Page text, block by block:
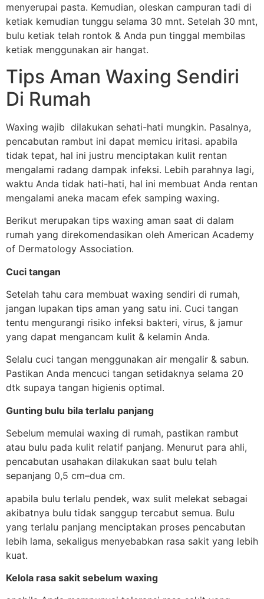
menyerupai pasta. Kemudian, oleskan campuran tadi di
ketiak kemudian tunggu selama 30 mnt. Setelah 30 mnt,
bulu ketiak telah rontok & Anda pun tinggal membilas
ketiak menggunakan air hangat.
Tips Aman Waxing Sendiri
Di Rumah
Waxing wajib dilakukan sehati-hati mungkin. Pasalnya,
pencabutan rambut ini dapat memicu iritasi. apabila
tidak tepat, hal ini justru menciptakan kulit rentan
mengalami radang dampak infeksi. Lebih parahnya lagi,
waktu Anda tidak hati-hati, hal ini membuat Anda rentan
mengalami aneka macam efek samping waxing.
Berikut merupakan tips waxing aman saat di dalam
rumah yang direkomendasikan oleh American Academy
of Dermatology Association.
Cuci tangan
Setelah tahu cara membuat waxing sendiri di rumah,
jangan lupakan tips aman yang satu ini. Cuci tangan
tentu mengurangi risiko infeksi bakteri, virus, & jamur
yang dapat mengancam kulit & kelamin Anda.
Selalu cuci tangan menggunakan air mengalir & sabun.
Pastikan Anda mencuci tangan setidaknya selama 20
dtk supaya tangan higienis optimal.
Gunting bulu bila terlalu panjang
Sebelum memulai waxing di rumah, pastikan rambut
atau bulu pada kulit relatif panjang. Menurut para ahli,
pencabutan usahakan dilakukan saat bulu telah
sepanjang 0,5 cm–dua cm.
apabila bulu terlalu pendek, wax sulit melekat sebagai
akibatnya bulu tidak sanggup tercabut semua. Bulu
yang terlalu panjang menciptakan proses pencabutan
lebih lama, sekaligus menyebabkan rasa sakit yang lebih
kuat.
Kelola rasa sakit sebelum waxing